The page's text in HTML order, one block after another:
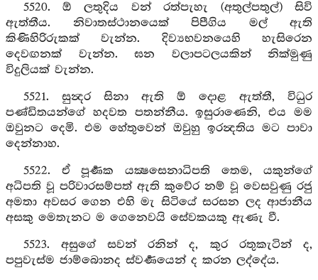
5520. ඕ ලතුදිය වන් රත්පැහැ (අතුල්පතුල්) සිවි
ඇත්තීය. නිවාතස්ථානයෙක් පිපීගිය මල් ඇති
කිණිහිරිරුකක් වැන්න. දිව්‍යභවනයෙහි හැසිරෙන
දෙවඟනක් වැන්න. ඝන වලාපටලයකින් නික්මුණු
විදුලියක් වැන්න.
5521. සුන්‍දර සිනා ඇති ඕ දොළ ඇත්තී, විධුර
පණ්ඩිතයන්ගේ හදවත පතන්නීය. ඉසුරාණෙනි, එය මම
ඔවුනට දෙමි. එම හේතුවෙන් ඔවුහු ඉරන්‍දතිය මට පාවා
දෙන්නාහ.
5522. ඒ පූර්‍ණක යක්‍ෂසෙනාධිපති තෙම, යකුන්ගේ
අධිපති වූ පරිවාරසම්පත් ඇති කුවේර නම් වූ වෙසවුණු රජු
අමතා අවසර ගෙන එහි මැ සිටියේ සරසන ලද ආජානීය
අසකු මෙතැනට ම ගෙනෙවයි සේවකයකු ඇණැ වී.
5523. අසුගේ සවන් රනින් ද, කුර රතුකැටින් ද,
පපුවැස්ම ජාම්බොනද ස්වර්‍ණයෙන් ද කරන ලද්දේය.